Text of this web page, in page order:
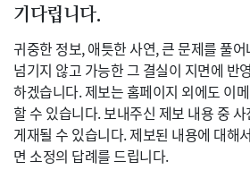
기다립니다.
귀중한 정보, 애틋한 사연, 큰 문제를 풀
넘기지 않고 가능한 그 결실이 지면에 반
하겠습니다. 제보는 홈페이지 외에도 이
할 수 있습니다. 보내주신 제보 내용 중
게재될 수 있습니다. 제보된 내용에 대해
면 소정의 답례를 드립니다.